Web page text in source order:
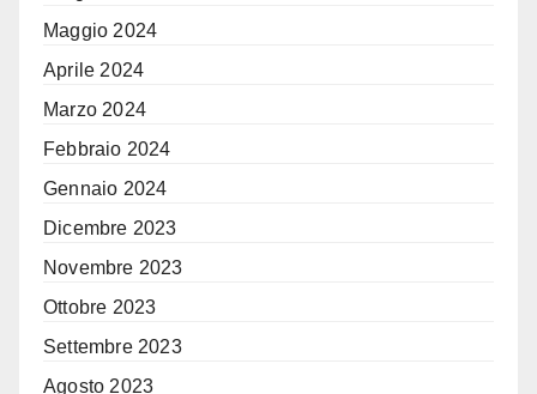
Maggio 2024
Aprile 2024
Marzo 2024
Febbraio 2024
Gennaio 2024
Dicembre 2023
Novembre 2023
Ottobre 2023
Settembre 2023
Agosto 2023